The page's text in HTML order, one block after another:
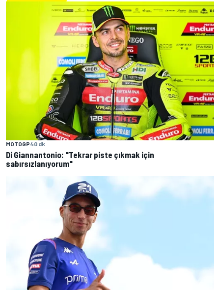
MOTOGP40 dk
Di Giannantonio: "Tekrar piste çıkmak için
sabırsızlanıyorum"